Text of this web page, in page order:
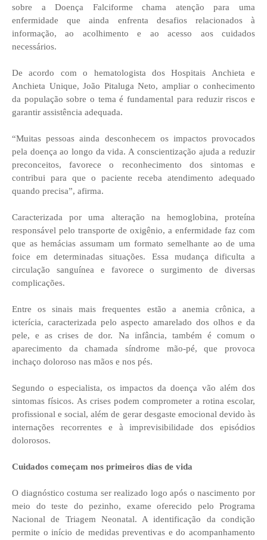
sobre a Doença Falciforme chama atenção para uma
enfermidade que ainda enfrenta desafios relacionados à
informação, ao acolhimento e ao acesso aos cuidados
necessários.
De acordo com o hematologista dos Hospitais Anchieta e
Anchieta Unique, João Pitaluga Neto, ampliar o conhecimento
da população sobre o tema é fundamental para reduzir riscos e
garantir assistência adequada.
“Muitas pessoas ainda desconhecem os impactos provocados
pela doença ao longo da vida. A conscientização ajuda a reduzir
preconceitos, favorece o reconhecimento dos sintomas e
contribui para que o paciente receba atendimento adequado
quando precisa”, afirma.
Caracterizada por uma alteração na hemoglobina, proteína
responsável pelo transporte de oxigênio, a enfermidade faz com
que as hemácias assumam um formato semelhante ao de uma
foice em determinadas situações. Essa mudança dificulta a
circulação sanguínea e favorece o surgimento de diversas
complicações.
Entre os sinais mais frequentes estão a anemia crônica, a
icterícia, caracterizada pelo aspecto amarelado dos olhos e da
pele, e as crises de dor. Na infância, também é comum o
aparecimento da chamada síndrome mão-pé, que provoca
inchaço doloroso nas mãos e nos pés.
Segundo o especialista, os impactos da doença vão além dos
sintomas físicos. As crises podem comprometer a rotina escolar,
profissional e social, além de gerar desgaste emocional devido às
internações recorrentes e à imprevisibilidade dos episódios
dolorosos.
Cuidados começam nos primeiros dias de vida
O diagnóstico costuma ser realizado logo após o nascimento por
meio do teste do pezinho, exame oferecido pelo Programa
Nacional de Triagem Neonatal. A identificação da condição
permite o início de medidas preventivas e do acompanhamento